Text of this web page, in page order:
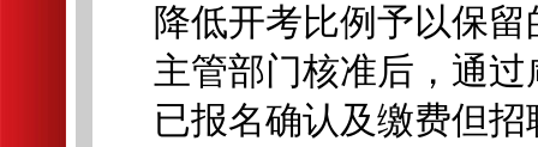
降低开考比例予以保
主管部门核准后，通
已报名确认及缴费但